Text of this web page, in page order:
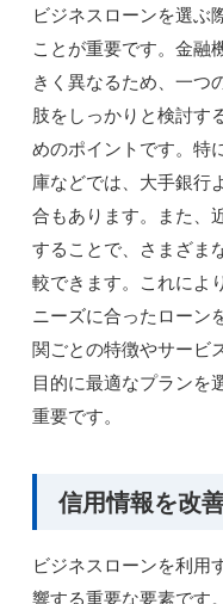
ビジネスローンを選ぶ
ことが重要です。金融
きく異なるため、一つ
肢をしっかりと検討す
めのポイントです。特
庫などでは、大手銀行
合もあります。また、
することで、さまざま
較できます。これによ
ニーズに合ったローン
関ごとの特徴やサービ
目的に最適なプランを
重要です。
信用情報を改
ビジネスローンを利用
響する重要な要素です